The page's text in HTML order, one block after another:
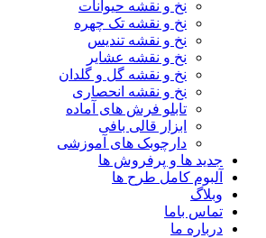
نخ و نقشه حیوانات
نخ و نقشه تک چهره
نخ و نقشه تندیس
نخ و نقشه عشایر
نخ و نقشه گل و گلدان
نخ و نقشه انحصاری
تابلو فرش های آماده
ابزار قالی بافی
دارچوبک های آموزشی
جدید ها و پرفروش ها
آلبوم کامل طرح ها
وبلاگ
تماس باما
درباره ما